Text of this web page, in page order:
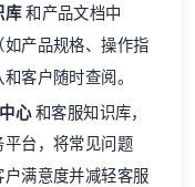
库和产品文档中
产品规格、操作指
客户随时查阅。
心和客服知识库，
台，将常见问题
户满意度并减轻客服